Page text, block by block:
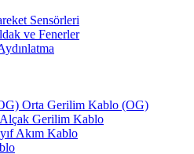
Sensörleri
ve Fenerler
Orta Gerilim Kablo (OG)
Alçak Gerilim Kablo
Akım Kablo